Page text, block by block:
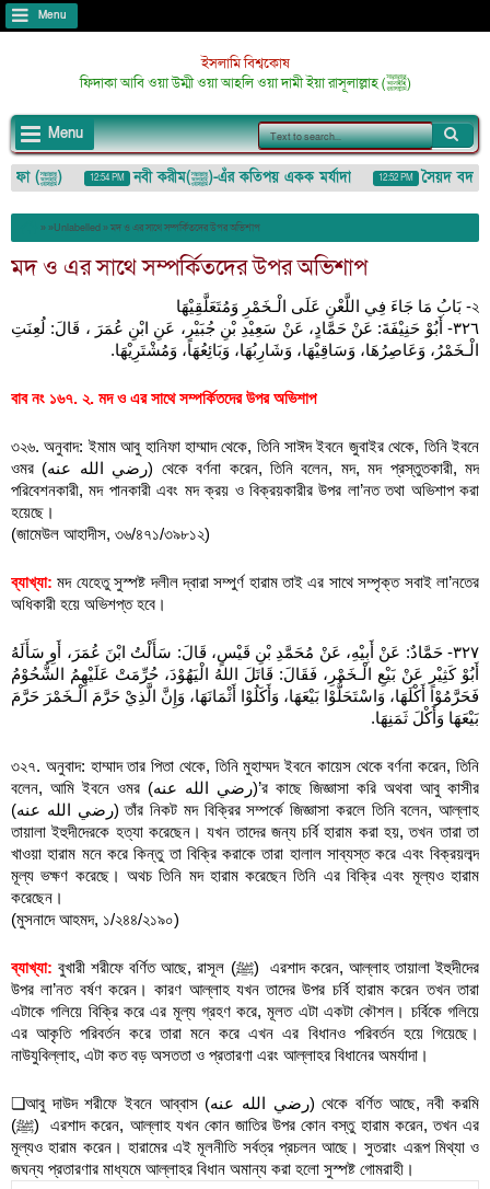
Menu
ইসলামি বিশ্বকোষ
ফিদাকা আবি ওয়া উম্মী ওয়া আহলি ওয়া দামী ইয়া রাসূলাল্লাহ (ﷺ)
Menu
আজমতে মুস্তফা (ﷺ) 12:54 PM নবী করীম(ﷺ)-এঁর কতিপয় একক মর্যাদা 12:52 PM
সৈয়দ
» »Unlabelled »মদ ও এর সাথে সম্পর্কিতদের উপর অভিশাপ
মদ ও এর সাথে সম্পর্কিতদের উপর অভিশাপ
২- بَابُ مَا جَاءَ فِي اللَّعْنِ عَلَى الْـخَمْرِ وَمُتَعَلَّقِيْهَا
الْـخَمْرُ، وَعَاصِرُهَا، وَسَاقِيْهَا، وَشَارِبُهَا، وَبَائِعُهَا، وَمُشْتَرِيْهَا.
বাব নং ১৬৭. ২. মদ ও এর সাথে সম্পর্কিতদের উপর অভিশাপ
৩২৬. অনুবাদ: ইমাম আবু হানিফা হাম্মাদ থেকে, তিনি সাঈদ ইবনে জুবাইর থেকে, তিনি ইবনে
ওমর (رضي الله عنه) থেকে বর্ণনা করেন, তিনি বলেন, মদ, মদ প্রস্তুতকারী, মদ
পরিবেশনকারী, মদ পানকারী এবং মদ ক্রয় ও বিক্রয়কারীর উপর লা’নত তথা অভিশাপ করা
হয়েছে।
(জামেউল আহাদীস, ৩৬/৪৭১/৩৯৮১২)
ব্যাখ্যা: মদ যেহেতু সুস্পষ্ট দলীল দ্বারা সম্পুর্ণ হারাম তাই এর সাথে সম্পৃক্ত সবাই লা’নতের
অধিকারী হয়ে অভিশপ্ত হবে।
بَيْعَهَا وَأَكْلَ ثَمَنِهَا.
৩২৭. অনুবাদ: হাম্মাদ তার পিতা থেকে, তিনি মুহাম্মদ ইবনে কায়েস থেকে বর্ণনা করেন, তিনি
বলেন, আমি ইবনে ওমর (رضي الله عنه)’র কাছে জিজ্ঞাসা করি অথবা আবু কাসীর
(رضي الله عنه) তাঁর নিকট মদ বিক্রির সম্পর্কে জিজ্ঞাসা করলে তিনি বলেন, আল্লাহ
তায়ালা ইহুদীদেরকে হত্যা করেছেন। যখন তাদের জন্য চর্বি হারাম করা হয়, তখন তারা তা
খাওয়া হারাম মনে করে কিন্তু তা বিক্রি করাকে তারা হালাল সাব্যস্ত করে এবং বিক্রয়লব্দ
মূল্য ভক্ষণ করেছে। অথচ তিনি মদ হারাম করেছেন তিনি এর বিক্রি এবং মূল্যও হারাম
করেছেন।
(মুসনাদে আহমদ, ১/২৪৪/২১৯০)
ব্যাখ্যা: বুখারী শরীফে বর্ণিত আছে, রাসূল (ﷺ)  এরশাদ করেন, আল্লাহ তায়ালা ইহুদীদের
উপর লা’নত বর্ষণ করেন। কারণ আল্লাহ যখন তাদের উপর চর্বি হারাম করেন তখন তারা
এটাকে গলিয়ে বিক্রি করে এর মূল্য গ্রহণ করে, মূলত এটা একটা কৌশল। চর্বিকে গলিয়ে
এর আকৃতি পরিবর্তন করে তারা মনে করে এখন এর বিধানও পরিবর্তন হয়ে গিয়েছে।
নাউযুবিল্লাহ, এটা কত বড় অসততা ও প্রতারণা এরং আল্লাহর বিধানের অমর্যাদা।
❏আবু দাউদ শরীফে ইবনে আব্বাস (رضي الله عنه) থেকে বর্ণিত আছে, নবী করমি
(ﷺ)  এরশাদ করেন, আল্লাহ যখন কোন জাতির উপর কোন বস্তু হারাম করেন, তখন এর
মূল্যও হারাম করেন। হারামের এই মূলনীতি সর্বত্র প্রচলন আছে। সুতরাং এরূপ মিথ্যা ও
জঘন্য প্রতারণার মাধ্যমে আল্লাহর বিধান অমান্য করা হলো সুস্পষ্ট গোমরাহী।